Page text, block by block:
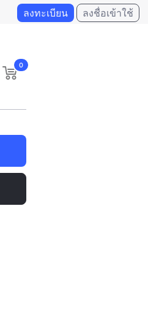
ลงทะเบียน ลงชื่อเข้าใช้
0